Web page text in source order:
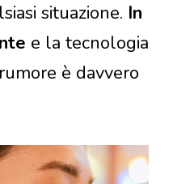
situazione. In
e la tecnologia
è davvero